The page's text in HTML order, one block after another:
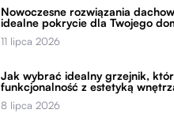
Nowoczesne rozwiązania
idealne pokrycie dla Twojego
11 lipca 2026
Jak wybrać idealny grzejnik,
funkcjonalność z estetyką
8 lipca 2026